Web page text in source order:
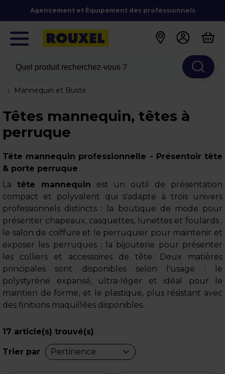
Agencement et Équipement des professionnels
Quel produit recherchez-vous ?
Mannequin et Buste
Têtes mannequin, têtes à
perruque
Tête mannequin professionnelle - Présentoir tête
& porte perruque
La tête mannequin est un outil de présentation
compact et polyvalent qui s'adapte à trois univers
professionnels distincts : la boutique de mode pour
présenter chapeaux, casquettes, lunettes et foulards ;
le salon de coiffure et le perruquier pour maintenir et
exposer les perruques ; la bijouterie pour présenter
les colliers et accessoires de tête. Deux matières
principales sont disponibles selon l'usage : le
polystyrène expansé, ultra-léger et idéal pour le
maintien de forme, et le plastique, plus résistant avec
des finitions maquillées disponibles.
17 article(s) trouvé(s)
Trier par Pertinence